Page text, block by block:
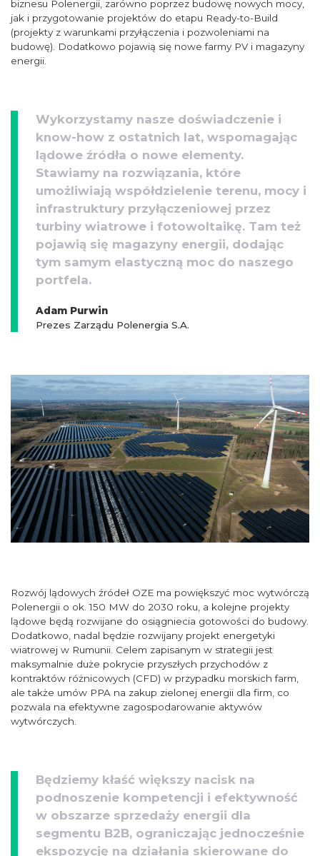
biznesu Polenergii, zarówno poprzez budowę nowych mocy,
jak i przygotowanie projektów do etapu Ready-to-Build
(projekty z warunkami przyłączenia i pozwoleniami na
budowę). Dodatkowo pojawią się nowe farmy PV i magazyny
energii.
Wykorzystamy nasze doświadczenie i
know-how z ostatnich lat, wspomagając
lądowe źródła o nowe elementy.
Stawiamy na rozwiązania, które
umożliwiają współdzielenie terenu, mocy i
infrastruktury przyłączeniowej przez
turbiny wiatrowe i fotowoltaikę. Tam też
pojawią się magazyny energii, dodając
tym samym elastyczną moc do naszego
portfela.
Adam Purwin
Prezes Zarządu Polenergia S.A.
Rozwój lądowych źródeł OZE ma powiększyć moc wytwórczą
Polenergii o ok. 150 MW do 2030 roku, a kolejne projekty
lądowe będą rozwijane do osiągniecia gotowości do budowy.
Dodatkowo, nadal będzie rozwijany projekt energetyki
wiatrowej w Rumunii. Celem zapisanym w strategii jest
maksymalnie duże pokrycie przyszłych przychodów z
kontraktów różnicowych (CFD) w przypadku morskich farm,
ale także umów PPA na zakup zielonej energii dla firm, co
pozwala na efektywne zagospodarowanie aktywów
wytwórczych.
Będziemy kłaść większy nacisk na
podnoszenie kompetencji i efektywność
w obszarze sprzedaży energii dla
segmentu B2B, ograniczając jednocześnie
ekspozycję na działania skierowane do